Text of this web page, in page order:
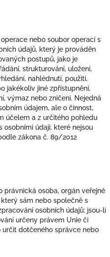
nebo soubor operací s
údajů, který je prováděn
postupů, jako je
strukturování, uložení,
nahlédnutí, použití,
jakékoliv jiné zpřístupnění,
výmaz nebo zničení. Nejedná
údajem, ale o činnost,
účelem a z určitého pohledu
údaji, které nejsou
zákona č. 89/2012
právnická osoba, orgán veřejné
sám nebo společně s
osobních údajů; jsou-li
určeny právem Unie či
dotčeného správce nebo